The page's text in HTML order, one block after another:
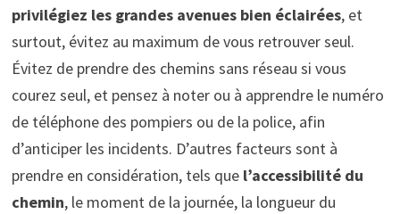
privilégiez les grandes avenues bien éclairées, et
surtout, évitez au maximum de vous retrouver seul.
Évitez de prendre des chemins sans réseau si vous
courez seul, et pensez à noter ou à apprendre le numéro
de téléphone des pompiers ou de la police, afin
d’anticiper les incidents. D’autres facteurs sont à
prendre en considération, tels que l’accessibilité du
chemin, le moment de la journée, la longueur du